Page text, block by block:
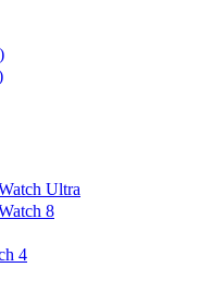
Ultra
8
4